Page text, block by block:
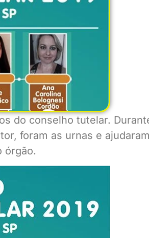
do conselho tutelar.
foram as urnas e
órgão.